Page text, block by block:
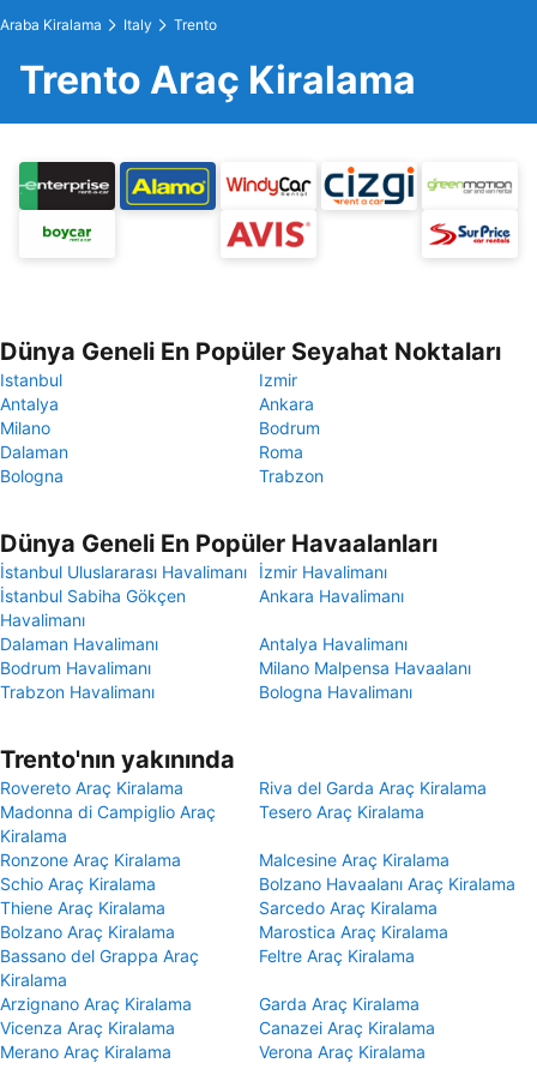
Araba Kiralama Italy Trento
Trento Araç Kiralama
Dünya Geneli En Popüler Seyahat Noktaları
Istanbul
Izmir
Antalya
Ankara
Milano
Bodrum
Dalaman
Roma
Bologna
Trabzon
Dünya Geneli En Popüler Havaalanları
İstanbul Uluslararası Havalimanı
İzmir Havalimanı
İstanbul Sabiha Gökçen
Havalimanı
Ankara Havalimanı
Dalaman Havalimanı
Antalya Havalimanı
Bodrum Havalimanı
Milano Malpensa Havaalanı
Trabzon Havalimanı
Bologna Havalimanı
Trento'nın yakınında
Rovereto Araç Kiralama
Riva del Garda Araç Kiralama
Madonna di Campiglio Araç
Kiralama
Tesero Araç Kiralama
Ronzone Araç Kiralama
Malcesine Araç Kiralama
Schio Araç Kiralama
Bolzano Havaalanı Araç Kiralama
Thiene Araç Kiralama
Sarcedo Araç Kiralama
Bolzano Araç Kiralama
Marostica Araç Kiralama
Bassano del Grappa Araç
Kiralama
Feltre Araç Kiralama
Arzignano Araç Kiralama
Garda Araç Kiralama
Vicenza Araç Kiralama
Canazei Araç Kiralama
Merano Araç Kiralama
Verona Araç Kiralama